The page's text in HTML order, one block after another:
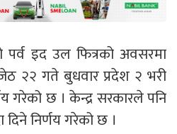
पर्व इद उल फित्रको अवसरमा
२२ गते बुधवार प्रदेश २ भरी
गरेको छ । केन्द्र सरकारले पनि
निर्णय गरेको छ ।